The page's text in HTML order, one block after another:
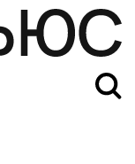
Укрэнерго